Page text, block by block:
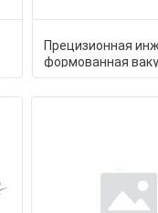
Прецизионная
формованная
палочка PEEK
решения для